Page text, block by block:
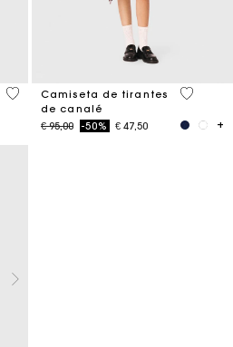
4,4 out of 5 Customer Rating
Camiseta de tirantes
de canalé
Price reduced from
€ 95,00to-50% € 47,50
4,8 out